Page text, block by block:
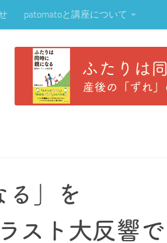
patomatoと講座について
る」を
スト大反響で